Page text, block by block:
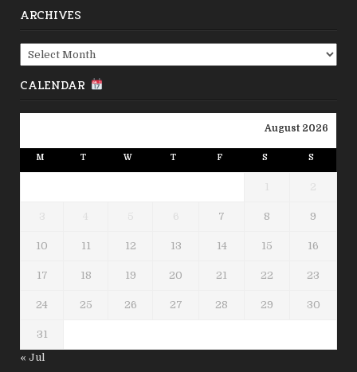
ARCHIVES
Archives
CALENDAR
August 2026
M T W T F S S
1 2
3 4 5 6 7 8 9
10 11 12 13 14 15 16
17 18 19 20 21 22 23
24 25 26 27 28 29 30
31
« Jul